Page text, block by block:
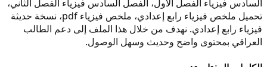
السادس فيزياء الفصل الأول، الفصل السادس فيزياء الفصل الثاني،
تحميل ملخص فيزياء رابع إعدادي، ملخص فيزياء pdf، نسخة حديثة
فيزياء رابع إعدادي. نهدف من خلال هذا الملف إلى دعم الطالب
العراقي بمحتوى واضح وحديث وسهل الوصول.